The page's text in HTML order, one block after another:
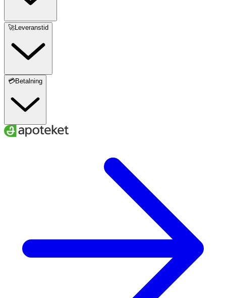
🚀Leveranstid
💳Betalning